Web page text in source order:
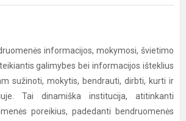
informacijos, mokymosi, švietimo
galimybes bei informacijos išteklius
sužinoti, mokytis, bendrauti, dirbti, kurti ir
Tai dinamiška institucija, atitinkanti
poreikius, padedanti bendruomenės